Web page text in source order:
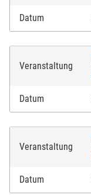
Datum
Veranstaltung
Datum
Veranstaltung
Datum